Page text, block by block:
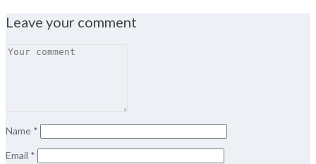
Leave your comment
Name *
Email *